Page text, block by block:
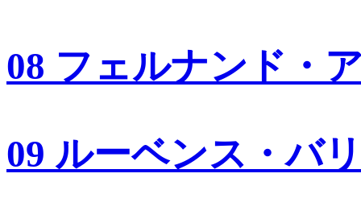
08 フェルナンド・
09 ルーベンス・バ